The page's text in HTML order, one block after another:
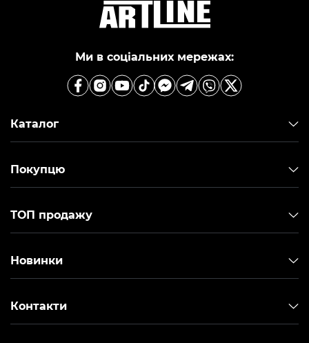
Ми в соціальних мережах:
Каталог
Покупцю
ТОП продажу
Новинки
Контакти